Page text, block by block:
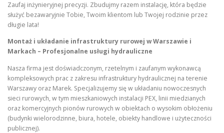
Zaufaj inżynieryjnej precyzji. Zbudujmy razem instalację, która będzie
służyć bezawaryjnie Tobie, Twoim klientom lub Twojej rodzinie przez
długie lata!
Montaż i układanie infrastruktury rurowej w Warszawie i
Markach – Profesjonalne usługi hydrauliczne
Nasza firma jest doświadczonym, rzetelnym i zaufanym wykonawcą
kompleksowych prac z zakresu infrastruktury hydraulicznej na terenie
Warszawy oraz Marek. Specjalizujemy się w układaniu nowoczesnych
sieci rurowych, w tym mieszkaniowych instalacji PEX, linii miedzianych
oraz komercyjnych pionów rurowych w obiektach o wysokim obłożeniu
(budynki wielorodzinne, biura, hotele, obiekty handlowe i użyteczności
publicznej).